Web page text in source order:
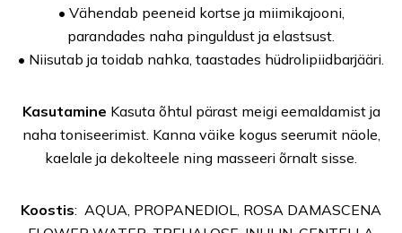
• Vähendab peeneid kortse ja miimikajooni,
parandades naha pinguldust ja elastsust.
• Niisutab ja toidab nahka, taastades hüdrolipiidbarjääri.
Kasutamine Kasuta õhtul pärast meigi eemaldamist ja
naha toniseerimist. Kanna väike kogus seerumit näole,
kaelale ja dekolteele ning masseeri õrnalt sisse.
Koostis: AQUA, PROPANEDIOL, ROSA DAMASCENA